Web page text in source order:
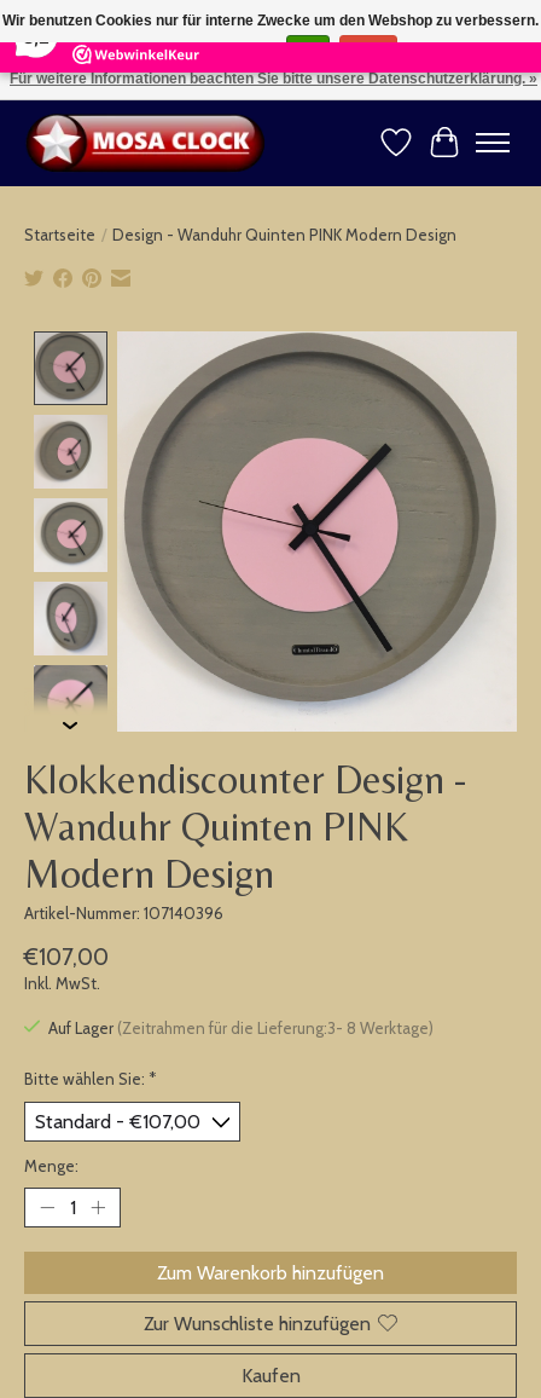
164 Reviews ×
Kies uw taal: NL -- Wählen Sie ihre Sprache: DE -- Choose your language: EN ⇓ ⇒
Wunschzettel
Ihr
Startseite / Design - Wanduhr Quinten PINK Modern Design
Product image slideshow Items
Klokkendiscounter Design -
Wanduhr Quinten PINK
Modern Design
Artikel-Nummer: 107140396
€107,00
Inkl. MwSt.
Auf Lager (Zeitrahmen für die Lieferung:3- 8 Werktage)
Bitte wählen Sie: *
Menge:
Zum Warenkorb hinzufügen
Zur Wunschliste hinzufügen
Kaufen
Wir benutzen Cookies nur für interne Zwecke um den Webshop zu verbessern.
Ist das in Ordnung?
Für weitere Informationen beachten Sie bitte unsere Datenschutzerklärung. »